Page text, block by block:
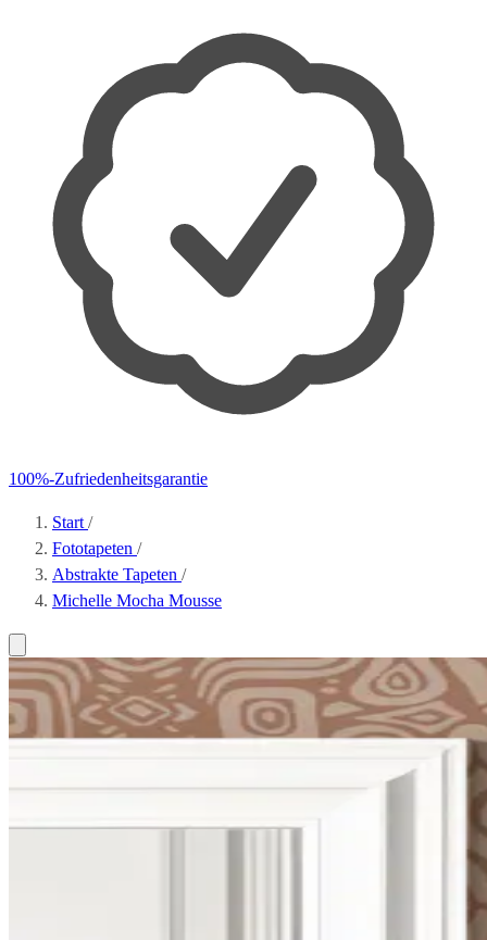
100%-Zufriedenheitsgarantie
Start /
Fototapeten /
Abstrakte Tapeten /
Michelle Mocha Mousse